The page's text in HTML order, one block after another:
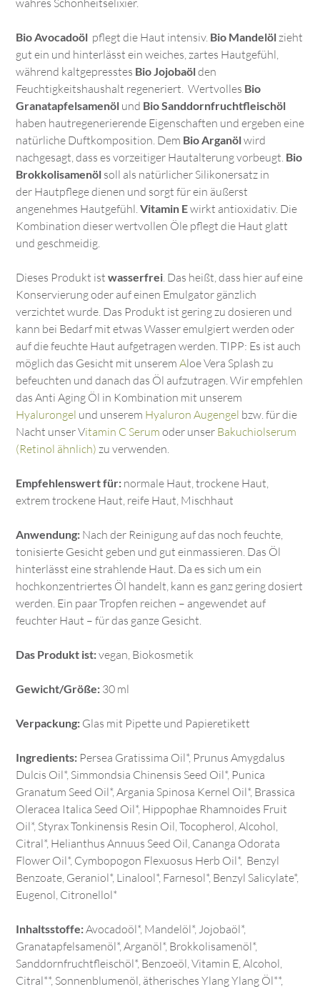
Bio Avocadoöl pflegt die Haut intensiv. Bio Mandelölzieht
gut ein und hinterlässt ein weiches, zartes Hautgefühl,
während kaltgepresstes Bio Jojobaölden
Feuchtigkeitshaushalt regeneriert. Wertvolles Bio
Granatapfelsamenöl und Bio Sanddornfruchtfleischöl
haben hautregenerierende Eigenschaften und ergeben eine
natürliche Duftkomposition. Dem Bio Arganölwird
nachgesagt, dass es vorzeitiger Hautalterung vorbeugt. Bio
Brokkolisamenöl soll als natürlicher Silikonersatz in
der Hautpflege dienen und sorgt für ein äußerst
angenehmes Hautgefühl. Vitamin Ewirkt antioxidativ. Die
Kombination dieser wertvollen Öle pflegt die Haut glatt
und geschmeidig.
Dieses Produkt ist wasserfrei . Das heißt, dass hier auf eine
Konservierung oder auf einen Emulgator gänzlich
verzichtet wurde. Das Produkt ist gering zu dosieren und
kann bei Bedarf mit etwas Wasser emulgiert werden oder
auf die feuchte Haut aufgetragen werden. TIPP: Es ist auch
möglich das Gesicht mit unserem Aloe Vera Splash zu
befeuchten und danach das Öl aufzutragen. Wir empfehlen
das Anti Aging Öl in Kombination mit unserem
Hyalurongel und unserem Hyaluron Augengel bzw. für die
Nacht unser Vitamin C Serum oder unser Bakuchiolserum
(Retinol ähnlich) zu verwenden.
Empfehlenswert für: normale Haut, trockene Haut,
extrem trockene Haut, reife Haut, Mischhaut
Anwendung: Nach der Reinigung auf das noch feuchte,
tonisierte Gesicht geben und gut einmassieren. Das Öl
hinterlässt eine strahlende Haut. Da es sich um ein
hochkonzentriertes Öl handelt, kann es ganz gering dosiert
werden. Ein paar Tropfen reichen – angewendet auf
feuchter Haut – für das ganze Gesicht.
Das Produkt ist:vegan, Biokosmetik
Gewicht/Größe: 30 ml
Verpackung: Glas mit Pipette und Papieretikett
Ingredients: Persea Gratissima Oil*, Prunus Amygdalus
Dulcis Oil*, Simmondsia Chinensis Seed Oil*, Punica
Granatum Seed Oil*, Argania Spinosa Kernel Oil*, Brassica
Oleracea Italica Seed Oil*, Hippophae Rhamnoides Fruit
Oil*, Styrax Tonkinensis Resin Oil, Tocopherol, Alcohol,
Citral*, Helianthus Annuus Seed Oil, Cananga Odorata
Flower Oil*, Cymbopogon Flexuosus Herb Oil*, Benzyl
Benzoate, Geraniol*, Linalool*, Farnesol*, Benzyl Salicylate*,
Eugenol, Citronellol*
Inhaltsstoffe:Avocadoöl*, Mandelöl*, Jojobaöl*,
Granatapfelsamenöl*, Arganöl*, Brokkolisamenöl*,
Sanddornfruchtfleischöl*, Benzoeöl, Vitamin E, Alcohol,
Citral**, Sonnenblumenöl, ätherisches Ylang Ylang Öl**,